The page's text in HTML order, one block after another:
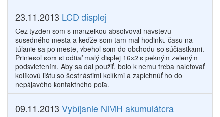
23.11.2013 LCD displej
Cez týždeň som s manželkou absolvoval návštevu
susedného mesta a keďže som tam mal hodinku času na
túlanie sa po meste, vbehol som do obchodu so súčiastkami.
Priniesol som si odtiaľ malý displej 16x2 s pekným zeleným
podsvietením. Aby sa dal použiť, bolo k nemu treba naletovať
kolíkovú lištu so šestnástimi kolíkmi a zapichnúť ho do
nepájavého kontaktného poľa.
09.11.2013 Vybíjanie NiMH akumulátora